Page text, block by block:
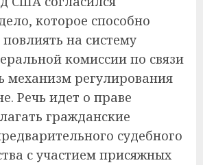
которое способно
на систему
комиссии по связи
механизм регулирования
Речь идет о праве
гражданские
судебного
с участием присяжных